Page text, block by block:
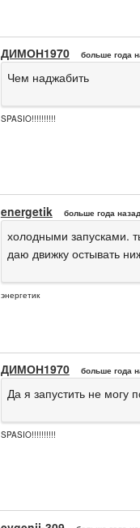
ДИМОН1970 больше года
Чем наджабить
SPASIO!!!!!!!!!!
energetik больше года назад
холодными запусками.
даю движку остывать
энергетик
ДИМОН1970 больше года
Да я запустить не могу
SPASIO!!!!!!!!!!